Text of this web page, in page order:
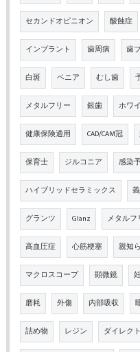
セカンドオピニオン 酸蝕症
インプラント 歯周病 歯
白斑 ベニア むし歯
メタルフリー 銀歯 ホワ
健康保険適用 CAD/CAM冠
保育士 ジルコニア 感染
ハイブリッドセラミックス
グランツ Glanz メタル
高血圧症 心筋梗塞 親知
マクロスコープ 顕微鏡
磨耗 外傷 内部吸収
詰め物 レジン ダイレク